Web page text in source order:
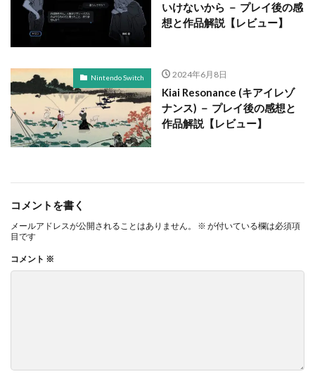
いけないから － プレイ後の感
想と作品解説【レビュー】
Nintendo Switch 2024年6月8日
Kiai Resonance (キアイレゾ
ナンス) － プレイ後の感想と
作品解説【レビュー】
コメントを書く
メールアドレスが公開されることはありません。 ※ が付いている欄は必須項
目です
コメント ※